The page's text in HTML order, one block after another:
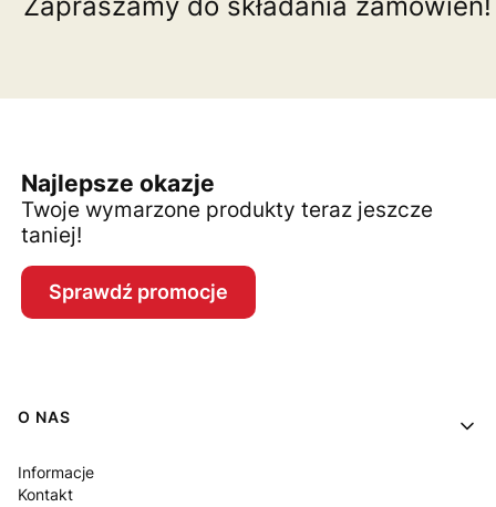
Najlepsze okazje
Twoje wymarzone produkty teraz jeszcze
taniej!
Sprawdź promocje
Linki w stopce
O NAS
Informacje
Kontakt